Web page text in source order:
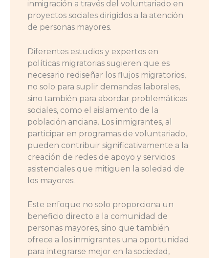
inmigración a través del voluntariado en
proyectos sociales dirigidos a la atención
de personas mayores.
Diferentes estudios y expertos en
políticas migratorias sugieren que es
necesario rediseñar los flujos migratorios,
no solo para suplir demandas laborales,
sino también para abordar problemáticas
sociales, como el aislamiento de la
población anciana. Los inmigrantes, al
participar en programas de voluntariado,
pueden contribuir significativamente a la
creación de redes de apoyo y servicios
asistenciales que mitiguen la soledad de
los mayores.
Este enfoque no solo proporciona un
beneficio directo a la comunidad de
personas mayores, sino que también
ofrece a los inmigrantes una oportunidad
para integrarse mejor en la sociedad,